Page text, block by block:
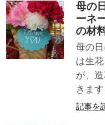
母の
ーネ
の材
母の
は生
が、
きま
記事を